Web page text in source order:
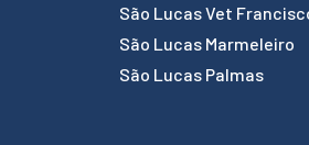
São Lucas Vet
São Lucas Marmeleiro
São Lucas Palmas